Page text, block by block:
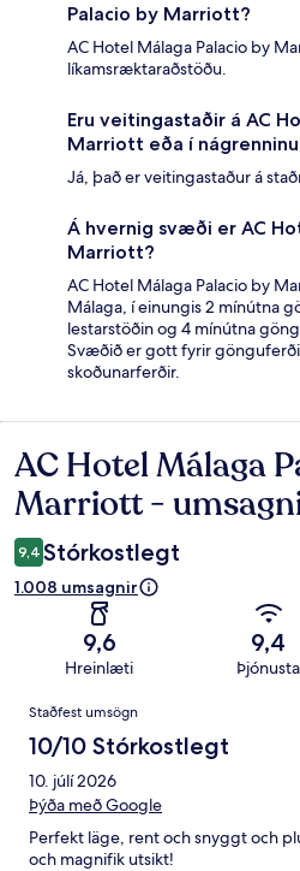
Palacio by Marriott?
AC Hotel Málaga Palacio by
líkamsræktaraðstöðu.
Eru veitingastaðir á AC
Marriott eða í
Já, það er veitingastaður á
Á hvernig svæði er AC
Marriott?
AC Hotel Málaga Palacio by
Málaga, í einungis 2 mínútna
lestarstöðin og 4 mínútna
Svæðið er gott fyrir
skoðunarferðir.
Umsagnir
AC Hotel Málaga
Marriott -
9,4 Stórkostlegt
1.008 umsagnir
9,6
Hreinlæti
9,4
Þjónusta
Umsagnir
Staðfest umsögn
10/10 Stórkostlegt
10. júlí 2026
Þýða með Google
Perfekt läge, rent och snyggt och
och magnifik utsikt!